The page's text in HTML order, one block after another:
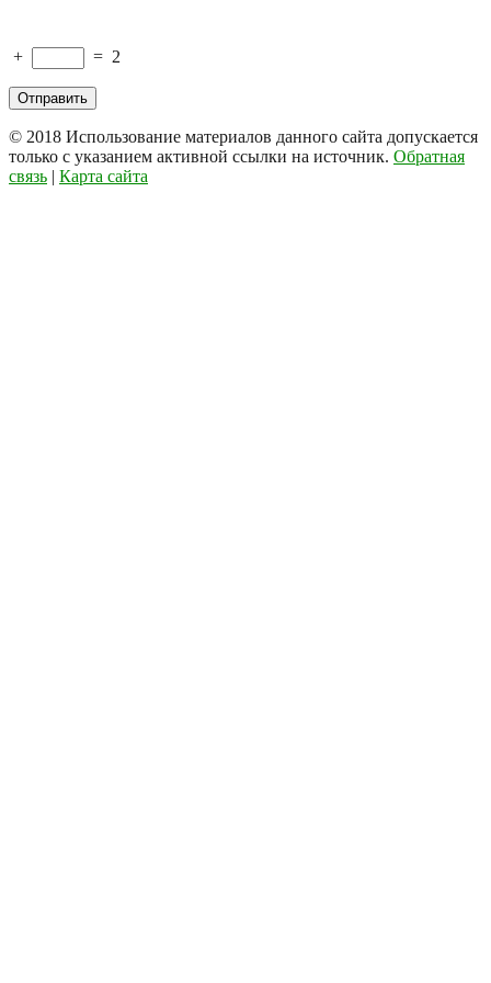
+ = 2
© 2018 Использование материалов данного сайта допускается
только с указанием активной ссылки на источник. Обратная
связь | Карта сайта